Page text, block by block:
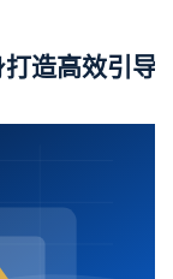
造高效引导